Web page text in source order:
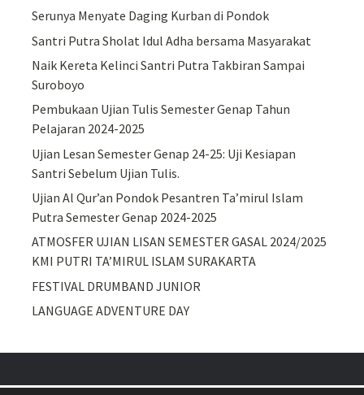
Serunya Menyate Daging Kurban di Pondok
Santri Putra Sholat Idul Adha bersama Masyarakat
Naik Kereta Kelinci Santri Putra Takbiran Sampai
Suroboyo
Pembukaan Ujian Tulis Semester Genap Tahun
Pelajaran 2024-2025
Ujian Lesan Semester Genap 24-25: Uji Kesiapan
Santri Sebelum Ujian Tulis.
Ujian Al Qur’an Pondok Pesantren Ta’mirul Islam
Putra Semester Genap 2024-2025
ATMOSFER UJIAN LISAN SEMESTER GASAL 2024/2025
KMI PUTRI TA’MIRUL ISLAM SURAKARTA
FESTIVAL DRUMBAND JUNIOR
LANGUAGE ADVENTURE DAY